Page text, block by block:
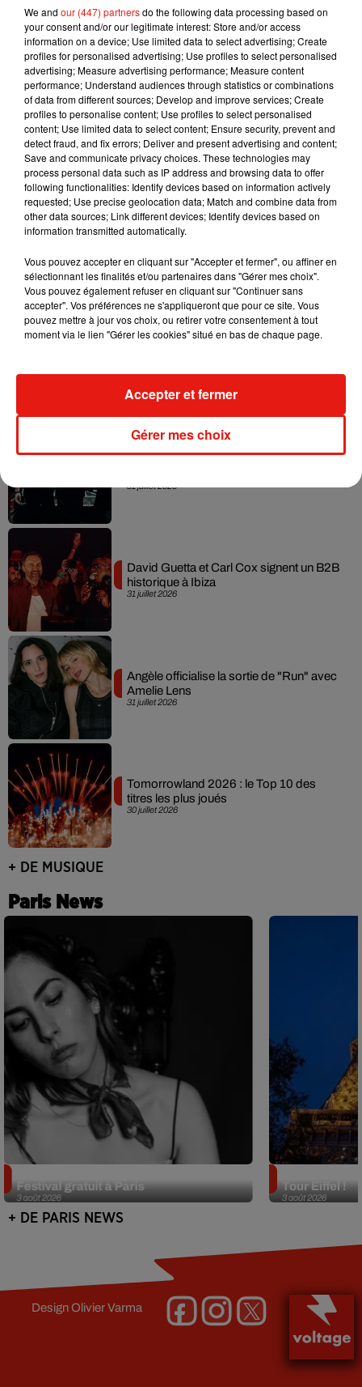
Pour rappel,Ed Sheeran a récemment annoncé l'arrivée un
quatrième albumqui devrait arriver cette année.
Musique
6 août 2026
dimension avec son premier...
31 juillet 2026
31 juillet 2026
David Guetta et Carl Cox signent un B2B
historique à Ibiza
31 juillet 2026
Angèle officialise la sortie de "Run" avec
Amelie Lens
30 juillet 2026
Tomorrowland 2026 : le Top 10 des
titres les plus joués
+ DE MUSIQUE
Paris News
3 août 2026
Festival gratuit à Paris
3 août 2026
Tour Eiffel !
+ DE PARIS NEWS
DesignOlivier Varma
We and our (447) partnersdo the following data processing based on
your consent and/or our legitimate interest: Store and/or access
information on a device; Use limited data to select advertising; Create
profiles for personalised advertising; Use profiles to select personalised
advertising; Measure advertising performance; Measure content
performance; Understand audiences through statistics or combinations
of data from different sources; Develop and improve services; Create
profiles to personalise content; Use profiles to select personalised
content; Use limited data to select content; Ensure security, prevent and
detect fraud, and fix errors; Deliver and present advertising and content;
Save and communicate privacy choices. These technologies may
process personal data such as IP address and browsing data to offer
following functionalities: Identify devices based on information actively
requested; Use precise geolocation data; Match and combine data from
other data sources; Link different devices; Identify devices based on
information transmitted automatically.
Vous pouvez accepter en cliquant sur "Accepter et fermer", ou affiner en
sélectionnant les finalités et/ou partenaires dans "Gérer mes choix".
Vous pouvez également refuser en cliquant sur "Continuer sans
accepter". Vos préférences ne s'appliqueront que pour ce site. Vous
pouvez mettre à jour vos choix, ou retirer votre consentement à tout
moment via le lien "Gérer les cookies" situé en bas de chaque page.
Gérer mes choix
Accepter et fermer